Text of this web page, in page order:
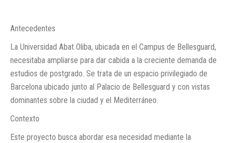
Antecedentes
La Universidad Abat Oliba, ubicada en el Campus de Bellesguard,
necesitaba ampliarse para dar cabida a la creciente demanda de
estudios de postgrado. Se trata de un espacio privilegiado de
Barcelona ubicado junto al Palacio de Bellesguard y con vistas
dominantes sobre la ciudad y el Mediterráneo.
Contexto
Este proyecto busca abordar esa necesidad mediante la